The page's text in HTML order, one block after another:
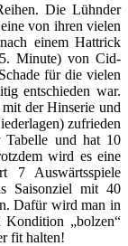
Die Lühnder
von ihren vielen
einem Hattrick
Minute) von Cid-
für die vielen
entschieden war.
der Hinserie und
zufrieden
und hat 10
wird es eine
7 Auswärtsspiele
Saisonziel mit 40
Dafür wird man in
Kondition „bolzen“
fit halten!